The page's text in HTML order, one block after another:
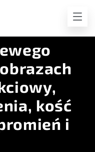
kość
i